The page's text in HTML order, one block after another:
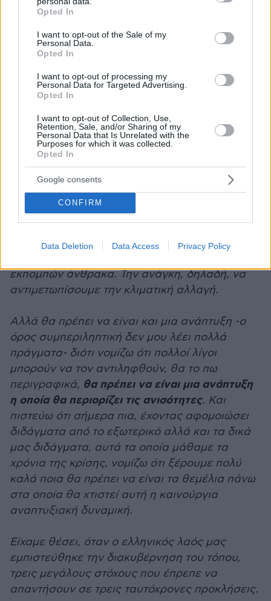
grant or deny consent to Google and its third-party tags to
use your data for below specified purposes in below Google
consent section.
Opted In
I want to opt-out of the Sale of my
Personal Data.
Opted In
I want to opt-out of processing my
Personal Data for Targeted Advertising.
Opted In
I want to opt-out of Collection, Use,
Retention, Sale, and/or Sharing of my
Personal Data that Is Unrelated with the
Purposes for which it was collected.
Opted In
Google consents
CONFIRM
Data Deletion Data Access Privacy Policy
έρθει τα επόμενα χρόνια είμαι σίγουρος ότι θα
σύντομα, εντός του 2022, θα καλύψουμε το
χαμένο έδαφος της πανδημίας για να
πέρα και πάνω από τα μεγέθη στα οποία
βρεθήκαμε όταν μας χτύπησε η πανδημία.
Αυτή η ανάπτυξη πρέπει να έχει διαφορετικά
χαρακτηριστικά από την ανάπτυξη της προ-
προηγούμενης δεκαετίας και σίγουρα πρέπει
να λάβει υπ' όψιν και τα μαθήματα από την
πανδημία. Πρέπει να είναι μια ανάπτυξη η
οποία θα ενσωματώνει και θα μετατρέπει σε
συγκριτικά πλεονεκτήματα τις δύο μεγάλες
προκλήσεις των καιρών μας: την ψηφιακή
επανάσταση και την προσαρμογή σε μια
εκπομπών άνθρακα. Την ανάγκη, δηλαδή, να
αντιμετωπίσουμε την κλιματική αλλαγή.
Αλλά θα πρέπει να είναι και μια ανάπτυξη -ο
όρος συμπεριληπτική δεν μου λέει πολλά
πράγματα- διότι νομίζω ότι πολλοί λίγοι
μπορούν να τον αντιληφθούν, θα το πω
περιγραφικά, θα πρέπει να είναι μια ανάπτυξη
η οποία θα περιορίζει τις ανισότητες. Και
πιστεύω ότι σήμερα πια, έχοντας αφομοιώσει
διδάγματα από το εξωτερικό αλλά και τα δικά
μας διδάγματα, αυτά τα οποία μάθαμε τα
χρόνια της κρίσης, νομίζω ότι ξέρουμε πολύ
καλά ποια θα πρέπει να είναι τα θεμέλια πάνω
στα οποία θα χτιστεί αυτή η καινούργια
αναπτυξιακή δυναμική.
Είχαμε θέσει, όταν ο ελληνικός λαός μας
εμπιστεύθηκε την διακυβέρνηση του τόπου,
τρεις μεγάλους στόχους που έπρεπε να
απαντήσουν σε τρεις ταυτόχρονες προκλήσεις.